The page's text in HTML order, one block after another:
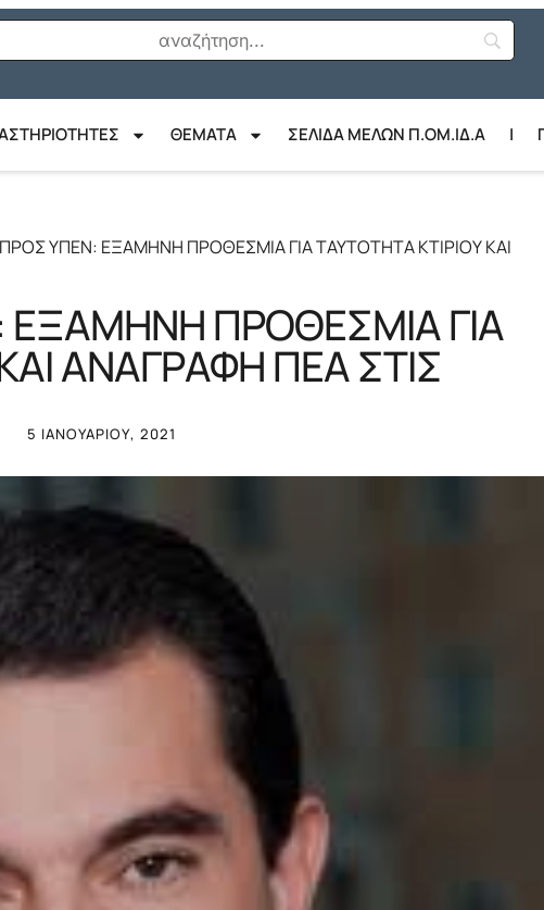
ΘΈΜΑΤΑ ΣΕΛΙΔΑ ΜΕΛΩΝ Π.ΟΜ.ΙΔ.Α |
ΥΠΕΝ: ΕΞΑΜΗΝΗ ΠΡΟΘΕΣΜΙΑ ΓΙΑ ΤΑΥΤΟΤΗΤΑ ΚΤΙΡΙΟΥ ΚΑΙ
ΠΡΟΘΕΣΜΙΑ ΓΙΑ
ΑΝΑΓΡΑΦΗ ΠΕΑ ΣΤΙΣ
5 ΙΑΝΟΥΑΡΊΟΥ, 2021